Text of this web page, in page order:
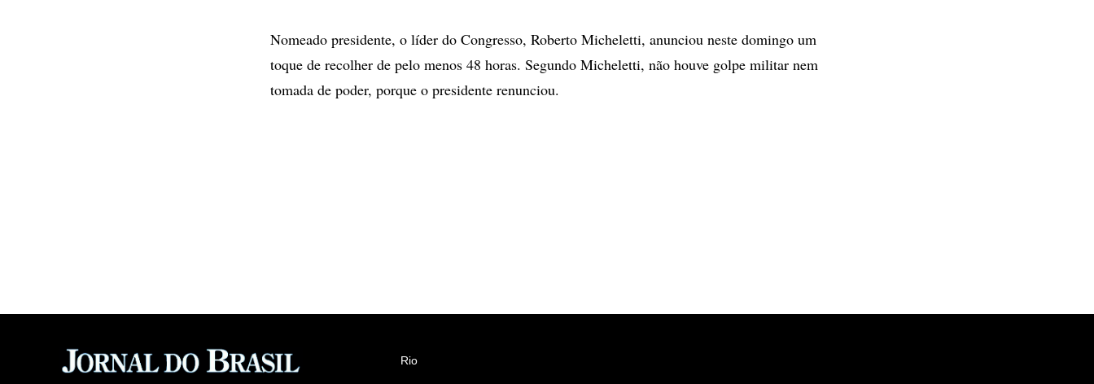
Nomeado presidente, o líder do Congresso, Roberto Micheletti, anunciou neste domingo um
toque de recolher de pelo menos 48 horas. Segundo Micheletti, não houve golpe militar nem
tomada de poder, porque o presidente renunciou.
Rio